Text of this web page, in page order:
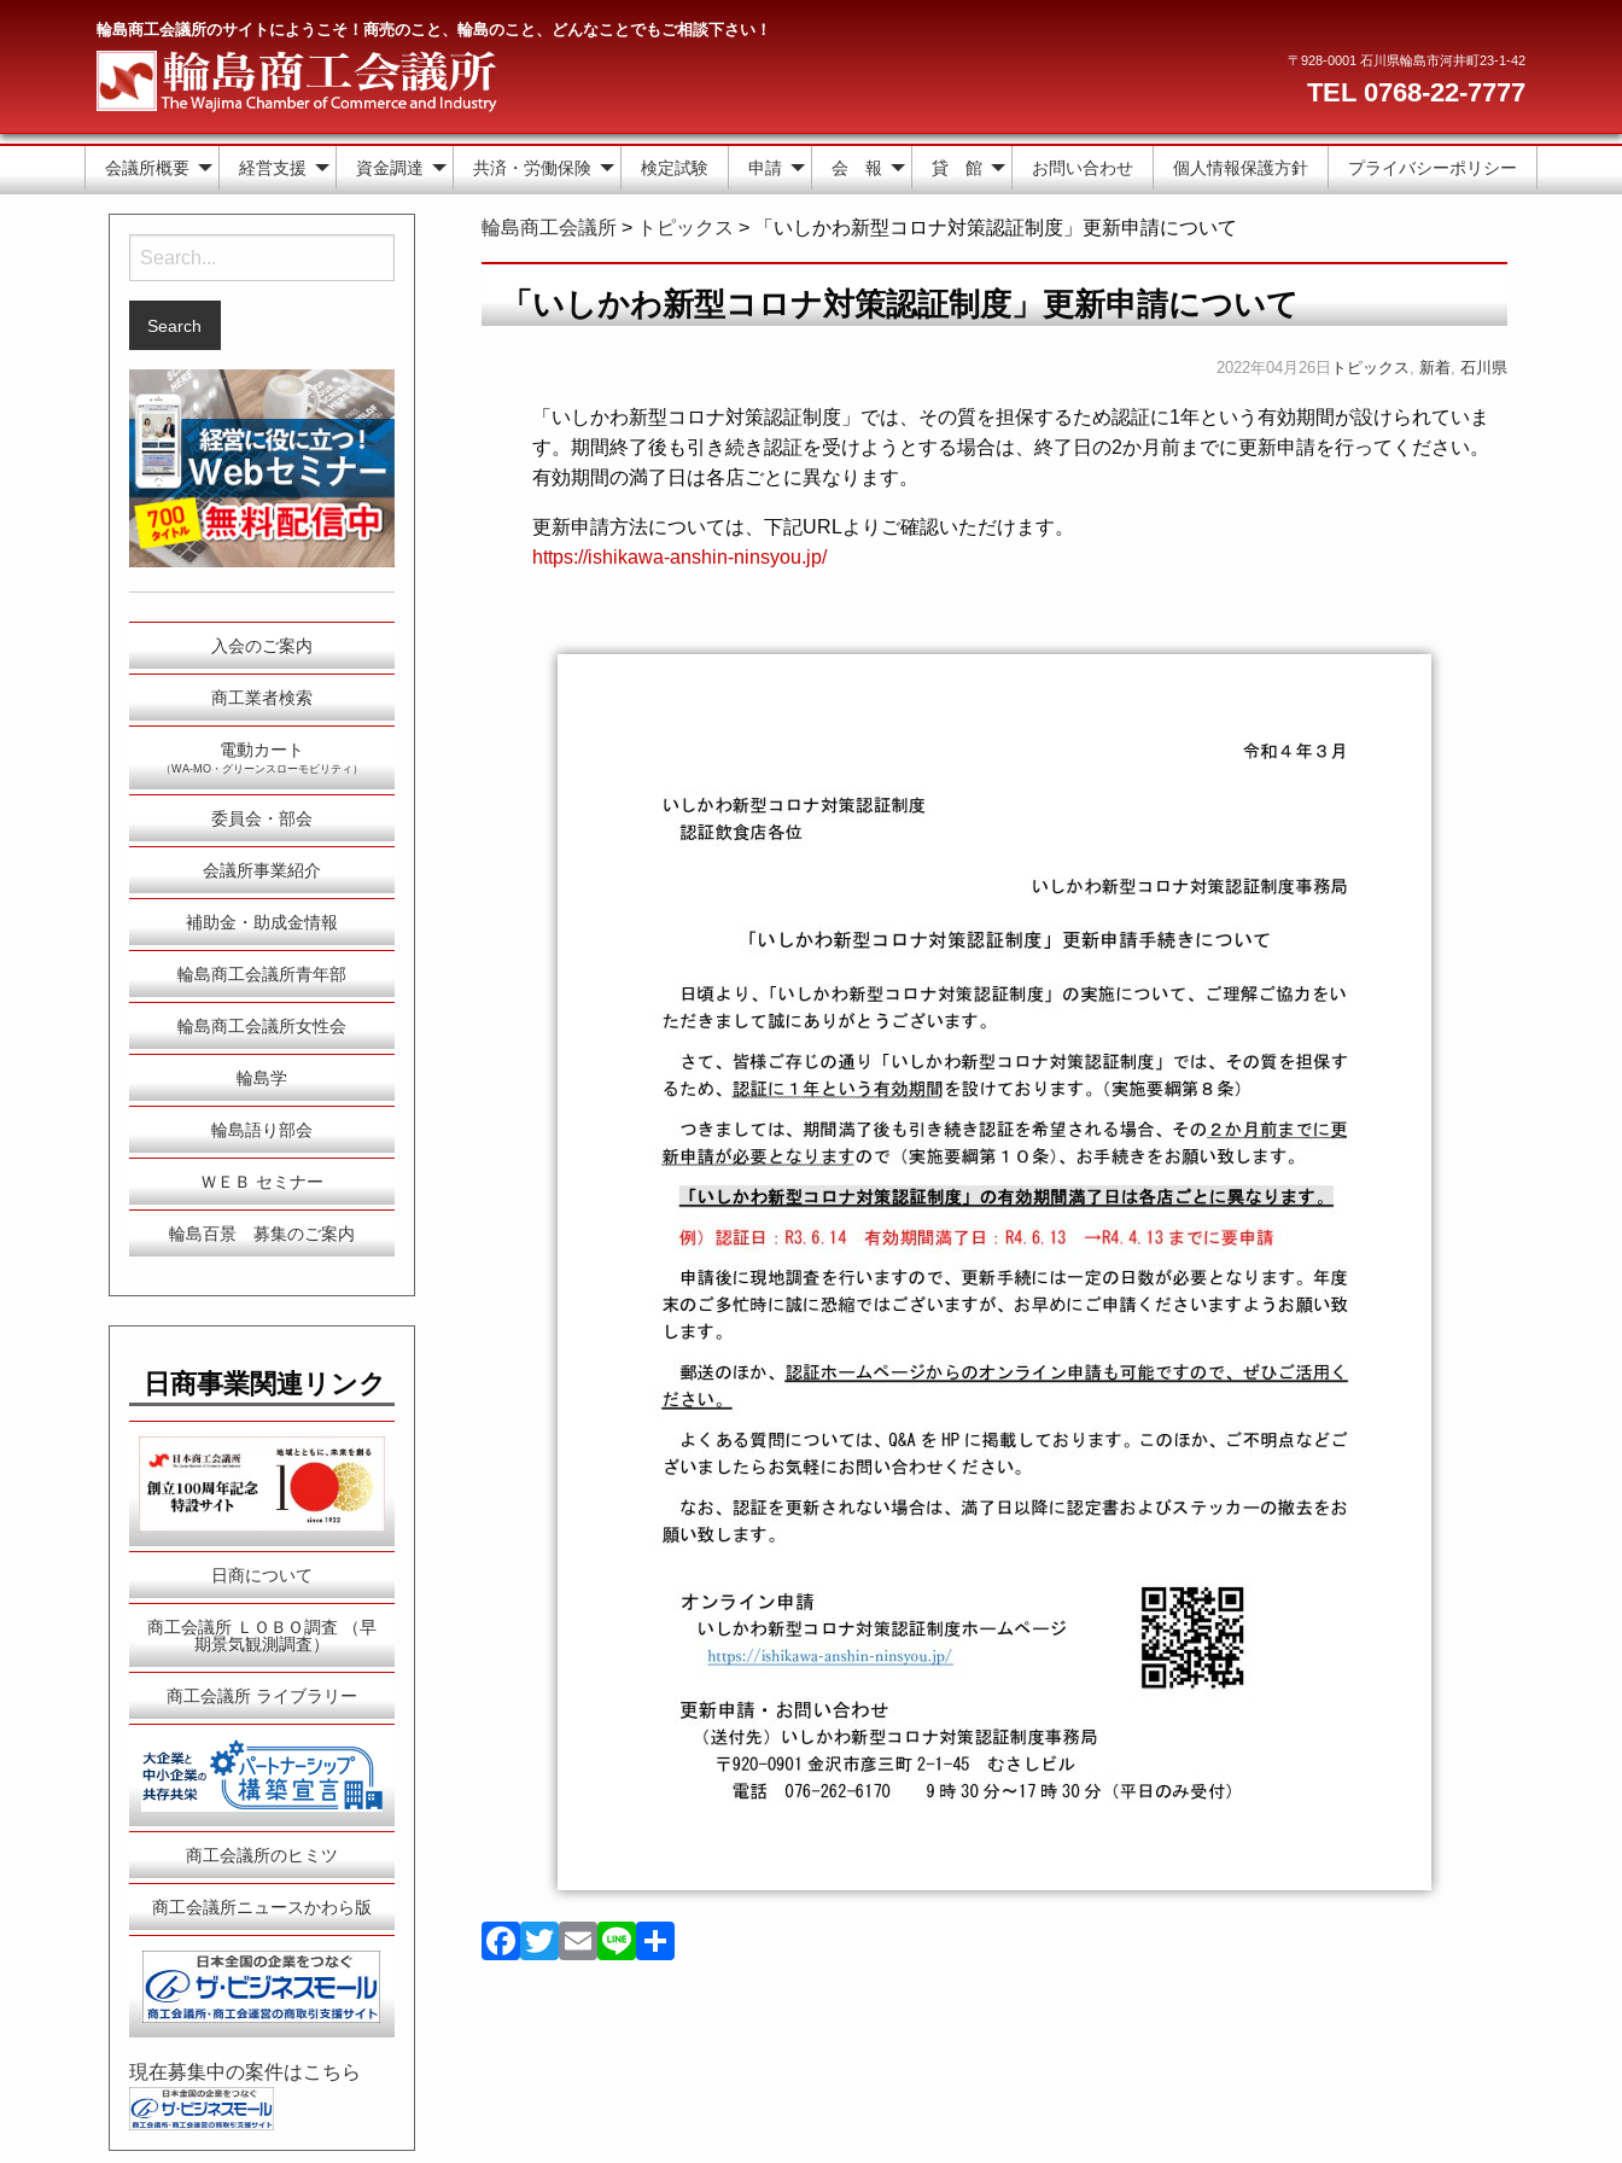
輪島商工会議所のサイトにようこそ！商売のこと、輪島のこと、どんなことでもご相談下さい！
〒928-0001 石川県輪島市河井町23-1-42
TEL 0768-22-7777
会議所概要 経営支援 資金調達 共済・労働保険 検定試験 申請 会 報 貸 館 お問い合わせ 個人情報保護方針 プライバシーポリシー
入会のご案内
商工業者検索
電動カート
（WA-MO・グリーンスローモビリティ）
委員会・部会
会議所事業紹介
補助金・助成金情報
輪島商工会議所青年部
輪島商工会議所女性会
輪島学
輪島語り部会
ＷＥＢ セミナー
輪島百景 募集のご案内
日商事業関連リンク
日商について
商工会議所 ＬＯＢＯ調査 （早
期景気観測調査）
商工会議所 ライブラリー
商工会議所のヒミツ
商工会議所ニュースかわら版
現在募集中の案件はこちら
輪島商工会議所> トピックス > 「いしかわ新型コロナ対策認証制度」更新申請について
「いしかわ新型コロナ対策認証制度」更新申請について
2022年04月26日 トピックス, 新着, 石川県
「いしかわ新型コロナ対策認証制度」では、その質を担保するため認証に1年という有効期間が設けられていま
す。期間終了後も引き続き認証を受けようとする場合は、終了日の2か月前までに更新申請を行ってください。
有効期間の満了日は各店ごとに異なります。
更新申請方法については、下記URLよりご確認いただけます。
https://ishikawa-anshin-ninsyou.jp/
Facebook
Twitter
Email
Line